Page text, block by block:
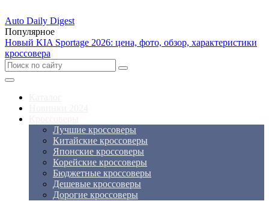
Auto Daily Digest
Популярное
Новый KIA Sportage 2026: цена, фото, обзор, характеристики
кроссовера
Лучшие кроссоверы
Китайские кроссоверы
Японские кроссоверы
Корейские кроссоверы
Бюджетные кроссоверы
Дешевые кроссоверы
Дорогие кроссоверы